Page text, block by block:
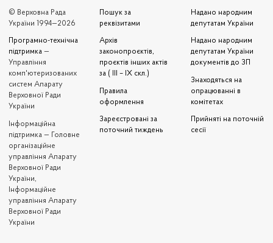
© Верховна Рада
України 1994—2026
Програмно-технічна
підтримка —
Управління
комп'ютеризованих
систем Апарату
Верховної Ради
України
Iнформаційна
підтримка — Головне
організаційне
управління Апарату
Верховної Ради
України,
Інформаційне
управління Апарату
Верховної Ради
України
Пошук за
реквізитами
Архів
законопроєктів,
проєктів інших актів
за ( III – IX скл.)
Правила
оформлення
Зареєстровані за
поточний тиждень
Надано народним
депутатам України
Надано народним
депутатам України
документів до ЗП
Знаходяться на
опрацюванні в
комітетах
Прийняті на поточній
сесії